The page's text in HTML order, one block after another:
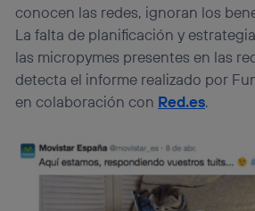
conocen las redes, ignoran los
La falta de planificación y
las micropymes presentes en las
detecta el informe realizado por
en colaboración con Red.es.